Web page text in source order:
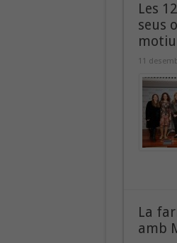
Les
seus
11
La
amb